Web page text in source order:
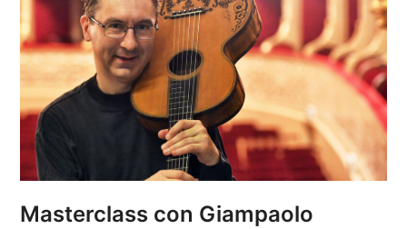
Masterclass con Giampaolo